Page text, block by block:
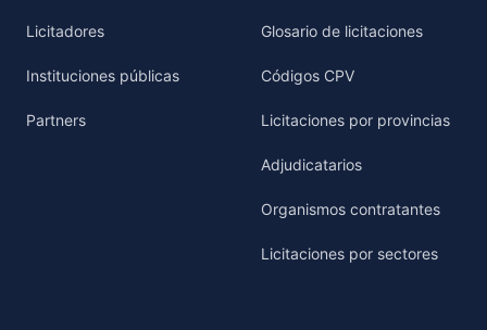
Licitadores
Instituciones públicas
Partners
Glosario de licitaciones
Códigos CPV
Licitaciones por provincias
Adjudicatarios
Organismos contratantes
Licitaciones por sectores